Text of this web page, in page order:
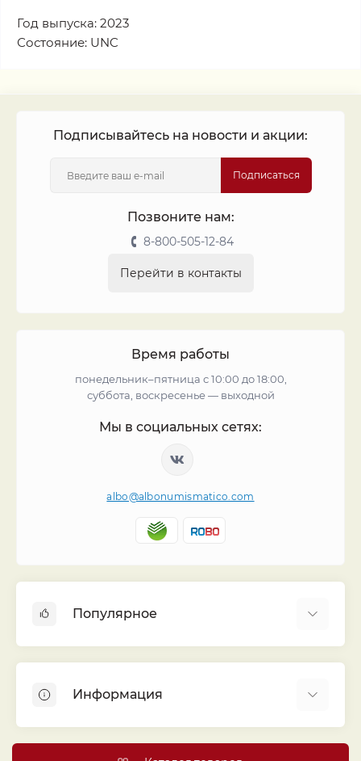
Год выпуска: 2023
Состояние: UNC
Подписывайтесь на новости и акции:
Подписаться
Позвоните нам:
8-800-505-12-84
Перейти в контакты
Время работы
понедельник–пятница с 10:00 до 18:00,
суббота, воскресенье — выходной
Мы в социальных сетях:
albo@albonumismatico.com
Популярное
Монеты
Банкноты
Листы для монет
Информация